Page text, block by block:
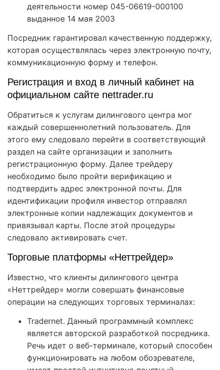
деятельности номер 045-06619-000100
выданное 14 мая 2003
Посредник гарантировал качественную поддержку,
которая осуществлялась через электронную почту,
коммуникационную форму и телефон.
Регистрация и вход в личный кабинет на
официальном сайте nettrader.ru
Обратиться к услугам дилингового центра мог
каждый совершеннолетний пользователь. Для
этого ему следовало перейти в соответствующий
раздел на сайте организации и заполнить
регистрационную форму. Далее трейдеру
необходимо было пройти верификацию и
подтвердить адрес электронной почты. Для
идентификации профиля инвестор отправлял
электронные копии надлежащих документов и
привязывал карты. После этой процедуры
следовало активировать счет.
Торговые платформы «Неттрейдер»
Известно, что клиенты дилингового центра
«Неттрейдер» могли совершать финансовые
операции на следующих торговых терминалах:
Tradernet. Данный программный комплекс
является авторской разработкой посредника.
Речь идет о веб-терминале, который способен
функционировать на любом обозревателе,